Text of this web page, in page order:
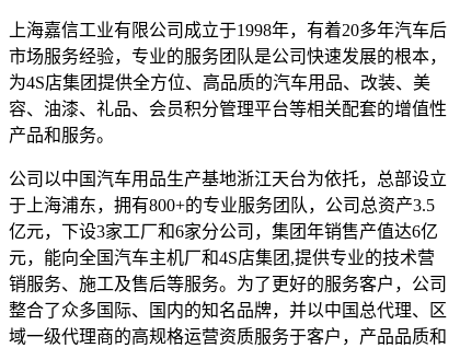
上海嘉信工业有限公司成立于1998年，有着20多年汽车后
市场服务经验，专业的服务团队是公司快速发展的根本，
为4S店集团提供全方位、高品质的汽车用品、改装、美
容、油漆、礼品、会员积分管理平台等相关配套的增值性
产品和服务。
公司以中国汽车用品生产基地浙江天台为依托，总部设立
于上海浦东，拥有800+的专业服务团队，公司总资产3.5
亿元，下设3家工厂和6家分公司，集团年销售产值达6亿
元，能向全国汽车主机厂和4S店集团,提供专业的技术营
销服务、施工及售后等服务。为了更好的服务客户，公司
整合了众多国际、国内的知名品牌，并以中国总代理、区
域一级代理商的高规格运营资质服务于客户，产品品质和